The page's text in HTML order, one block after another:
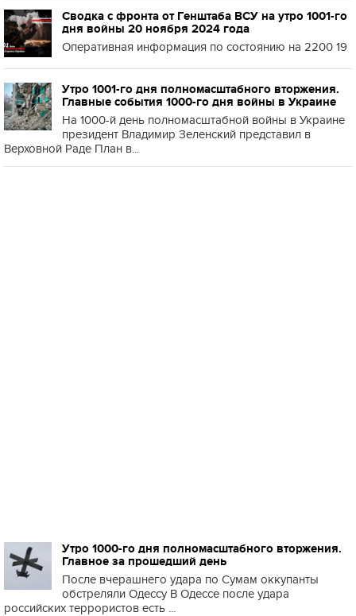
Сводка с фронта от Генштаба ВСУ на утро 1001-го
дня войны 20 ноября 2024 года
Оперативная информация по состоянию на 2200 19
Утро 1001-го дня полномасштабного вторжения.
Главные события 1000-го дня войны в Украине
На 1000-й день полномасштабной войны в Украине
президент Владимир Зеленский представил в
Верховной Раде План в...
Утро 1000-го дня полномасштабного вторжения.
Главное за прошедший день
После вчерашнего удара по Сумам оккупанты
обстреляли Одессу В Одессе после удара
российских террористов есть ...